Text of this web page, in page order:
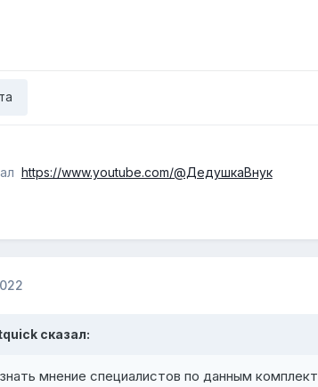
https://www.youtube.com/@ДедушкаВнук
сказал:
мнение специалистов по данным